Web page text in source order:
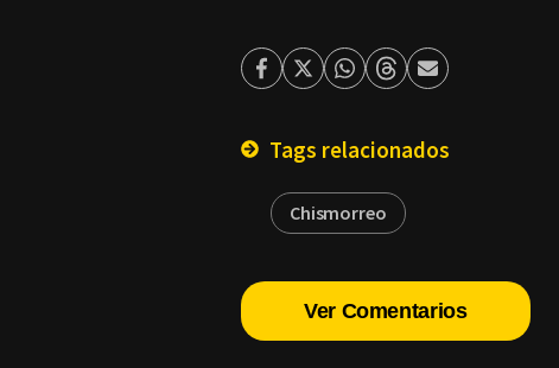
Facebook
TwitterWhatsapp
ThreadsEnviar
Tags relacionados
Chismorreo
Ver Comentarios